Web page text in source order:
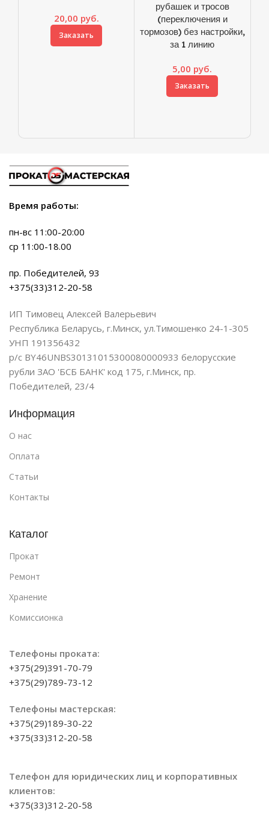
20,00 руб.
Заказать
рубашек и тросов
(переключения и
тормозов) без настройки,
за 1 линию
5,00 руб.
Заказать
Время работы:
пн-вс 11:00-20:00
ср 11:00-18.00
пр. Победителей, 93
+375(33)312-20-58
ИП Тимовец Алексей Валерьевич
Республика Беларусь, г.Минск, ул.Тимошенко 24-1-305
УНП 191356432
р/с BY46UNBS30131015300080000933 белорусские
рубли ЗАО 'БСБ БАНК' код 175, г.Минск, пр.
Победителей, 23/4
Информация
О нас
Оплата
Статьи
Контакты
Каталог
Прокат
Ремонт
Хранение
Комиссионка
Телефоны проката:
+375(29)391-70-79
+375(29)789-73-12
Телефоны мастерская:
+375(29)189-30-22
+375(33)312-20-58
Телефон для юридических лиц и корпоративных
клиентов:
+375(33)312-20-58